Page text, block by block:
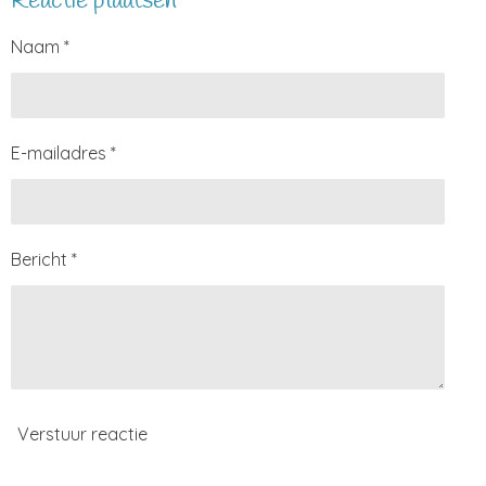
n
e
n
Naam *
E-mailadres *
Bericht *
Verstuur reactie